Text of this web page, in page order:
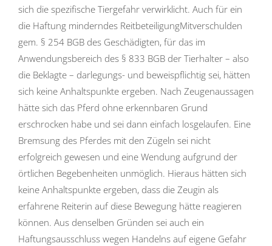
sich die spezifische Tiergefahr verwirklicht. Auch für ein
die Haftung minderndes ReitbeteiligungMitverschulden
gem. § 254 BGB des Geschädigten, für das im
Anwendungsbereich des § 833 BGB der Tierhalter – also
die Beklagte – darlegungs- und beweispflichtig sei, hätten
sich keine Anhaltspunkte ergeben. Nach Zeugenaussagen
hätte sich das Pferd ohne erkennbaren Grund
erschrocken habe und sei dann einfach losgelaufen. Eine
Bremsung des Pferdes mit den Zügeln sei nicht
erfolgreich gewesen und eine Wendung aufgrund der
örtlichen Begebenheiten unmöglich. Hieraus hätten sich
keine Anhaltspunkte ergeben, dass die Zeugin als
erfahrene Reiterin auf diese Bewegung hätte reagieren
können. Aus denselben Gründen sei auch ein
Haftungsausschluss wegen Handelns auf eigene Gefahr